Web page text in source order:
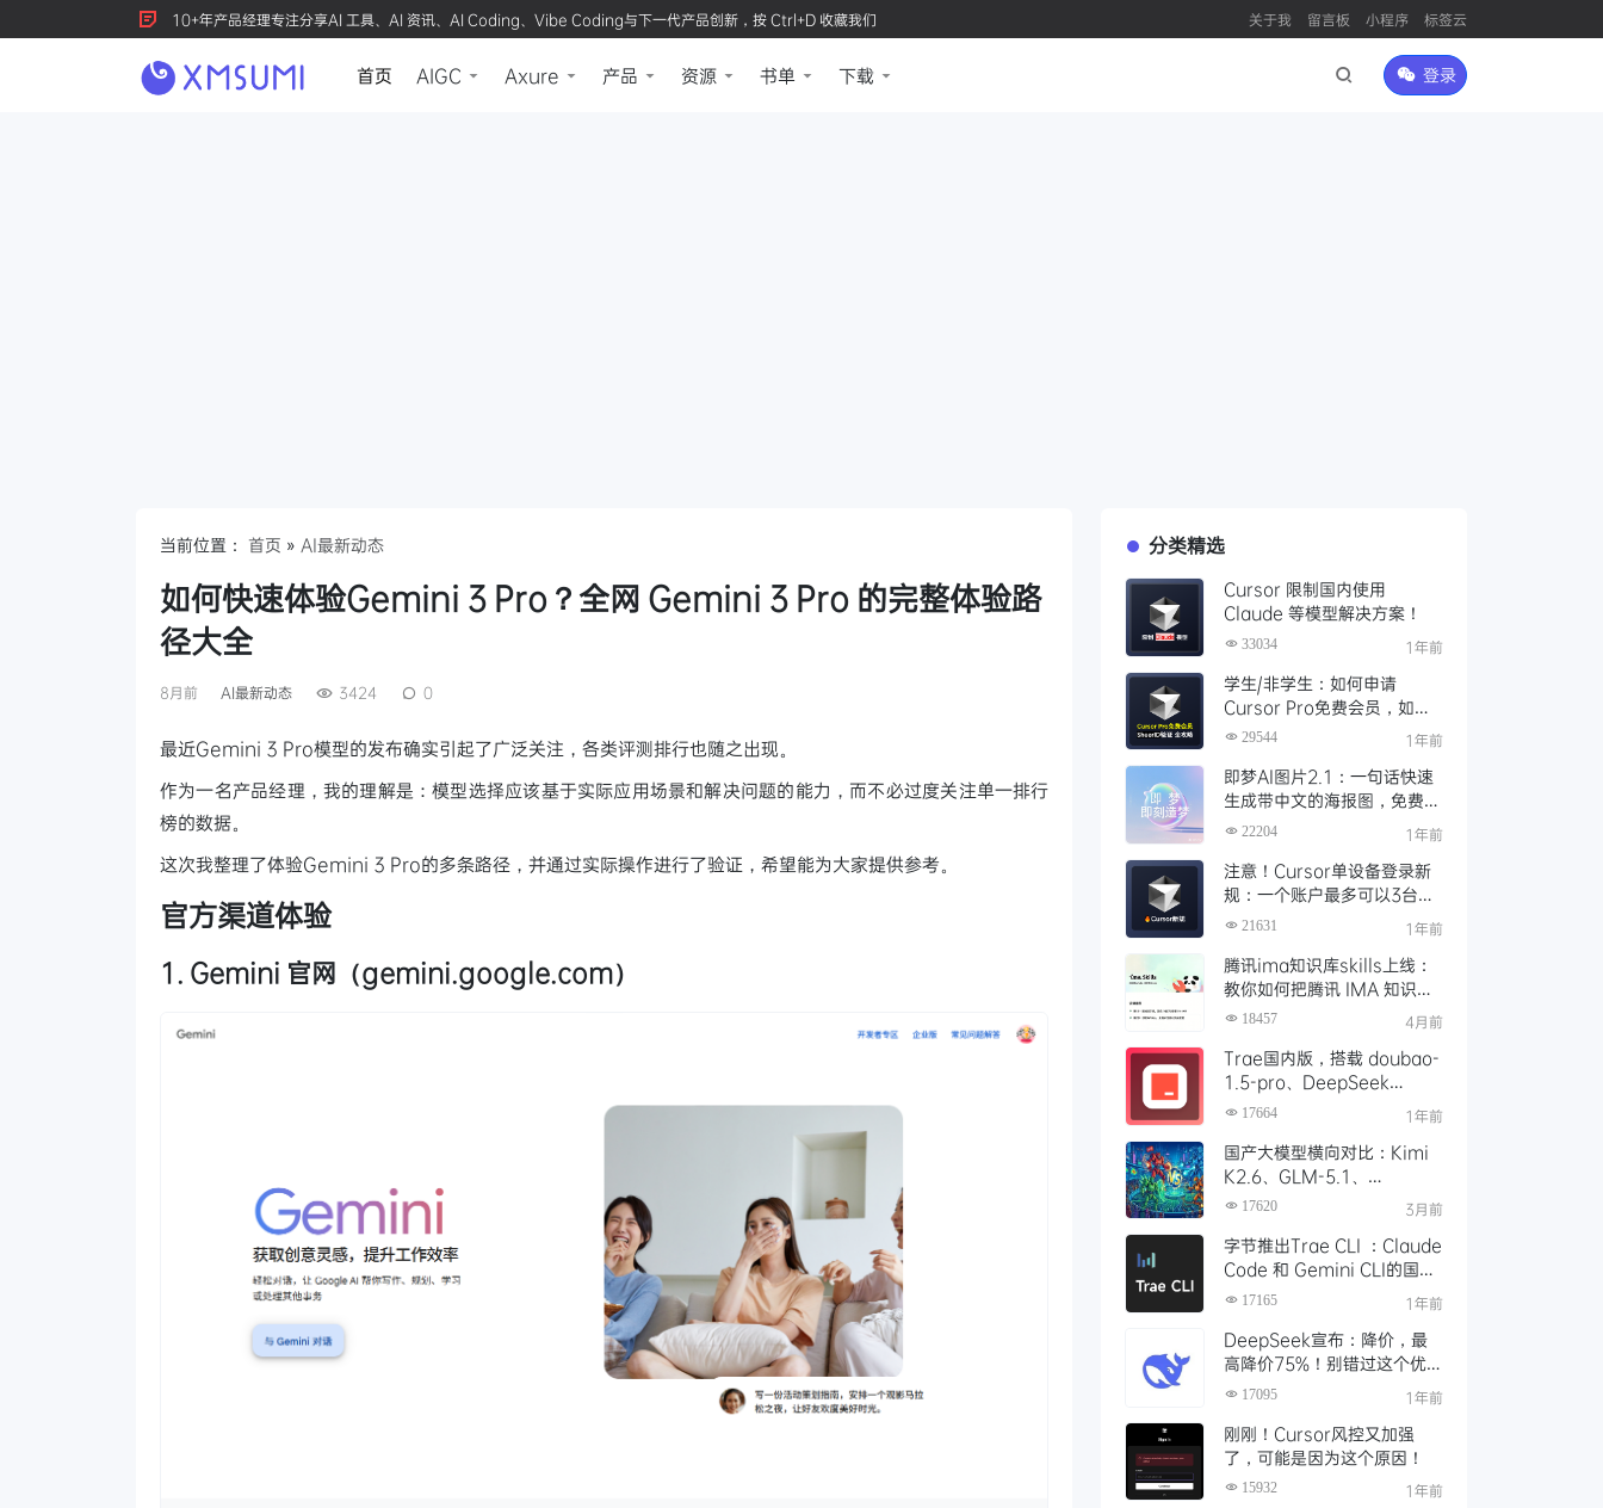
10+年产品经理专注分享AI 工具、AI 资讯、AI Coding、Vibe Coding与下一代产品创新，按 Ctrl+D 收藏我们 关于我 留言板 小程序 标签云
首页 AIGC Axure 产品 资源 书单 下载 登录
当前位置： 首页 » AI最新动态
如何快速体验Gemini 3 Pro？全网 Gemini 3 Pro 的完整体验路
径大全
8月前 AI最新动态 3424 0
最近Gemini 3 Pro模型的发布确实引起了广泛关注，各类评测排行也随之出现。
作为一名产品经理，我的理解是：模型选择应该基于实际应用场景和解决问题的能力，而不必过度关注单一排行
榜的数据。
这次我整理了体验Gemini 3 Pro的多条路径，并通过实际操作进行了验证，希望能为大家提供参考。
官方渠道体验
1. Gemini 官网（gemini.google.com）
分类精选
Cursor 限制国内使用
Claude 等模型解决方案！
33034 1年前
学生/非学生：如何申请
Cursor Pro免费会员，如何
通过SheerID验证快速激活全
29544 1年前
即梦AI图片2.1：一句话快速
生成带中文的海报图，免费AI
文生图、视频工具、AIGC创
22204 1年前
注意！Cursor单设备登录新
规：一个账户最多可以3台设
备登录，且限制单点登录
21631 1年前
腾讯ima知识库skills上线：
教你如何把腾讯 IMA 知识库
接入 OpenClaw 一步打通
18457 4月前
Trae国内版，搭载 doubao-
1.5-pro、DeepSeek
R1/V3模型，对比 Trae 国际
17664 1年前
国产大模型横向对比：Kimi
K2.6、GLM-5.1、
Qwen3、MiniMax M2 四
17620 3月前
字节推出Trae CLI ：Claude
Code 和 Gemini CLI的国产
平替 ？手把手教你如何安装
17165 1年前
DeepSeek宣布：降价，最
高降价75%！别错过这个优
惠时段，赶紧充值
17095 1年前
刚刚！Cursor风控又加强
了，可能是因为这个原因！
15932 1年前